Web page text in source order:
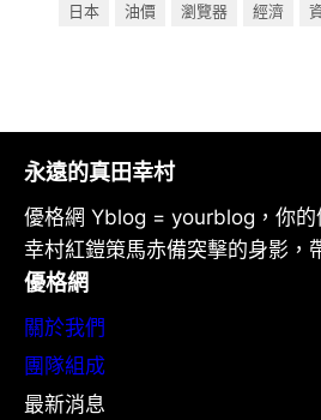
日本
油價 瀏覽器 經濟
永遠的真田幸村
優格網 Yblog = yourblog，你的
幸村紅鎧策馬赤備突擊的身影，
優格網
關於我們
團隊組成
最新消息